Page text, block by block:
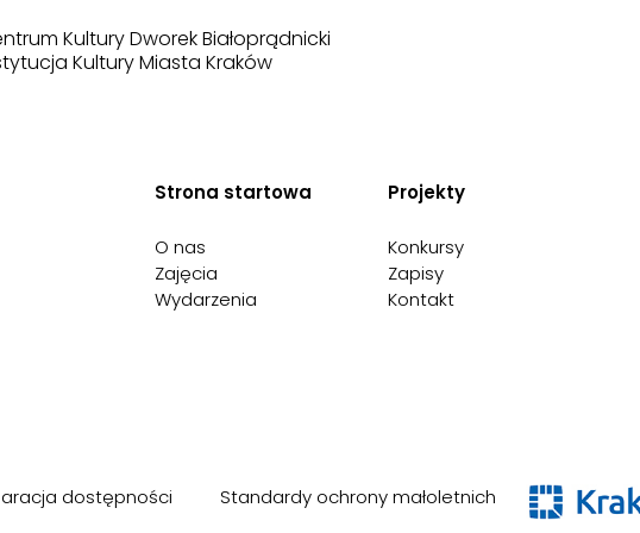
Kultury Dworek Białoprądnicki
Kultury Miasta Kraków
Strona startowa
O nas
Zajęcia
Wydarzenia
Projekty
Konkursy
Zapisy
Kontakt
dostępności Standardy ochrony małoletnich